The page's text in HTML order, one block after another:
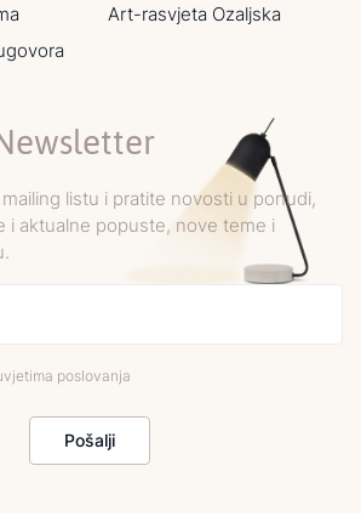
Art-rasvjeta Ozaljska
listu i pratite novosti u ponudi,
i aktualne popuste, nove teme i
poslovanja
Pošalji